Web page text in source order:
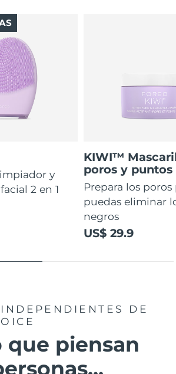
y
2 en 1
KIWI™
poros y puntos
Prepara los
puedas eliminar
negros
US$ 29.9
DE
que piensan